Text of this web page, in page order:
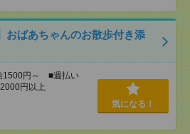
おばあちゃんのお散歩付き添
1500円～ ■週払い
円以上
気になる！